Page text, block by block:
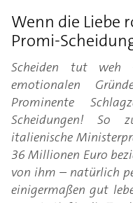
Wenn die Liebe
Promi-
Scheiden tut
emotionalen
Prominente
Scheidungen! So
italienische
36 Millionen Euro
von ihm – natürlich
einigermaßen gut